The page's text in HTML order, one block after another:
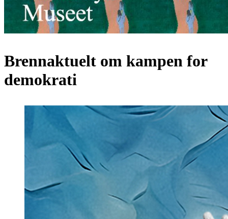
Brennaktuelt om kampen for
demokrati